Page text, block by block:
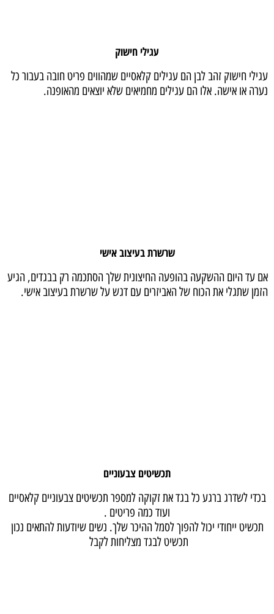
עגילי חישוק
עגילי חישוק זהב לבן הם עגילים קלאסיים שמהווים פריט חובה בעבור כל
נערה או אישה. אלו הם עגילים מחמיאים שלא יוצאים מהאופנה.
שרשרת בעיצוב אישי
אם עד היום ההשקעה בהופעה החיצונית שלך הסתכמה רק בבגדים, הגיע
הזמן שתגלי את הכוח של האביזרים עם דגש על שרשרת בעיצוב אישי.
תכשיטים צבעוניים
בכדי לשדרג ברגע כל בגד את זקוקה למספר תכשיטים צבעוניים קלאסיים
ועוד כמה פריטים .
תכשיט ייחודי יכול להפוך לסמל ההיכר שלך. נשים שיודעות להתאים נכון
תכשיט לבגד מצליחות לקבל